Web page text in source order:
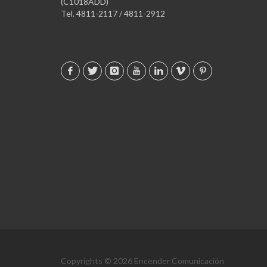
Tel. 4811-2117 / 4811-2912
Copyrights © 2026 Encender Comunicación